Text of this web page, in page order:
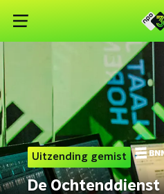
Uitzending gemist
De Ochtenddienst